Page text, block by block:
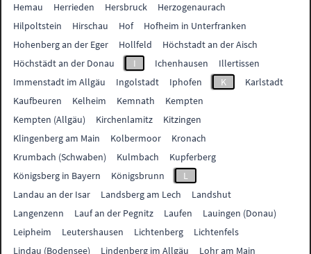
Hemau
Herrieden Hersbruck
Herzogenaurach
Hilpoltstein
Hirschau Hof
Hofheim in Unterfranken
Hohenberg an der Eger
Hollfeld
Höchstadt an der Aisch
Höchstädt an der Donau
I Ichenhausen
Illertissen
Immenstadt im Allgäu
Ingolstadt Iphofen K
Karlstadt
Kaufbeuren
Kelheim Kemnath
Kempten
Kempten (Allgäu)
Kirchenlamitz
Kitzingen
Klingenberg am Main
Kolbermoor
Kronach
Krumbach (Schwaben)
Kulmbach
Kupferberg
Königsberg in Bayern
Königsbrunn
L
Landau an der Isar
Landsberg am Lech
Landshut
Langenzenn
Lauf an der Pegnitz Laufen
Lauingen (Donau)
Leipheim
Leutershausen Lichtenberg
Lichtenfels
Lindau (Bodensee)
Lindenberg im Allgäu
Lohr am Main